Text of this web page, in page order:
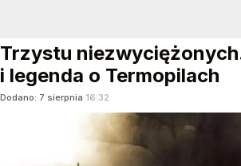
Trzystu
i legenda o Termopilach
Dodano: 7 sierpnia 16:32